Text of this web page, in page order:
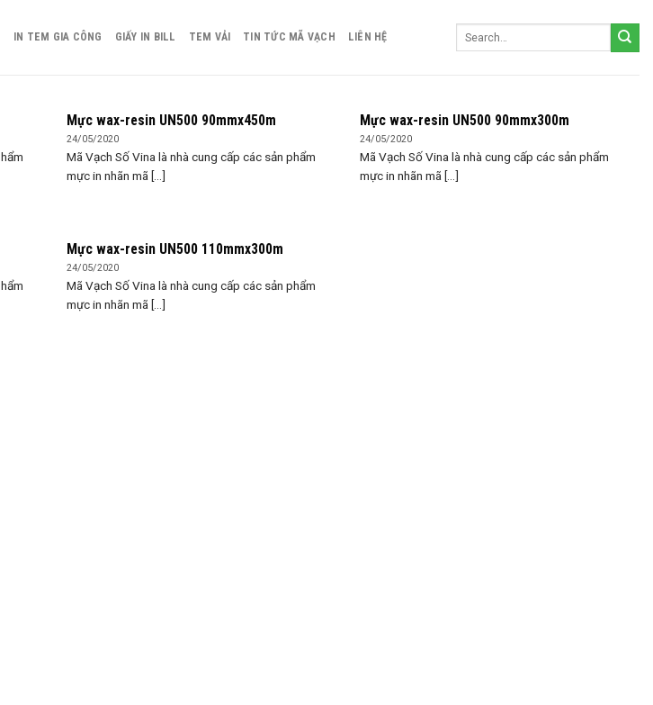
IN TEM GIA CÔNG GIẤY IN BILL TEM VẢI TIN TỨC MÃ VẠCH LIÊN HỆ
Mực wax-resin UN500 90mmx450m
24/05/2020
Mã Vạch Số Vina là nhà cung cấp các sản phẩm
mực in nhãn mã [...]
Mực wax-resin UN500 90mmx300m
24/05/2020
Mã Vạch Số Vina là nhà cung cấp các sản phẩm
mực in nhãn mã [...]
Mực wax-resin UN500 110mmx300m
24/05/2020
Mã Vạch Số Vina là nhà cung cấp các sản phẩm
mực in nhãn mã [...]